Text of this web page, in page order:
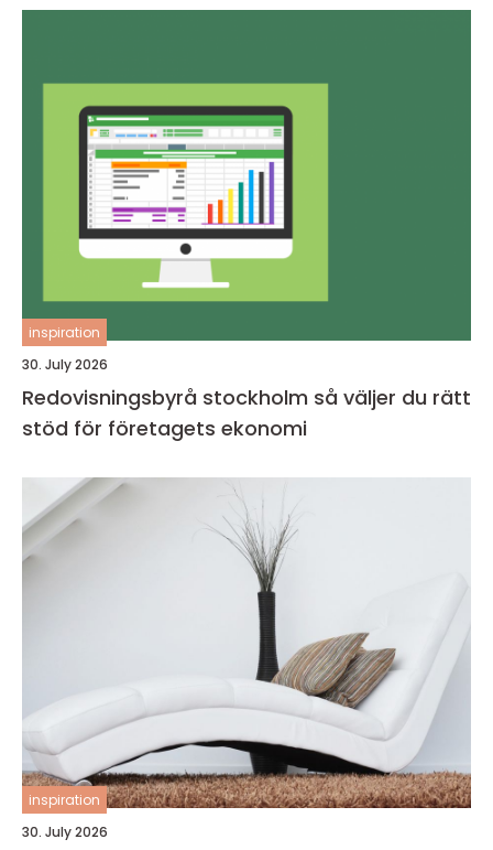
inspiration
30. July 2026
Redovisningsbyrå stockholm så väljer du rätt
stöd för företagets ekonomi
inspiration
30. July 2026